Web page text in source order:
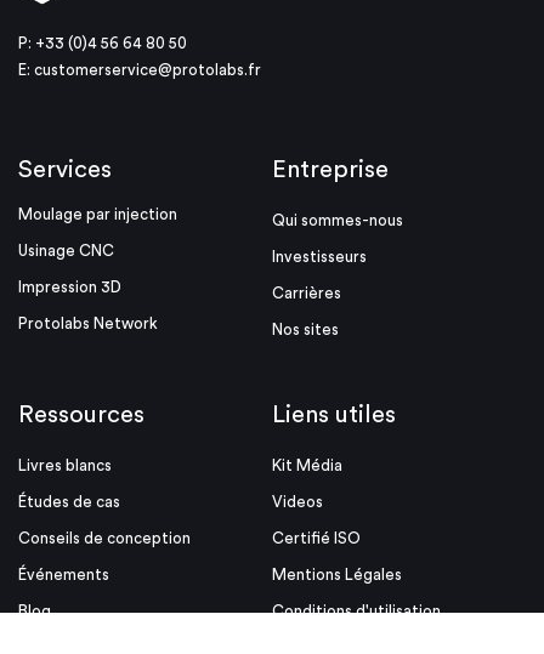
P: +33 (0)4 56 64 80 50
E: customerservice@protolabs.fr
Services
Moulage par injection
Usinage CNC
Impression 3D
Protolabs Network
Entreprise
Qui sommes-nous
Investisseurs
Carrières
Nos sites
Ressources
Livres blancs
Études de cas
Conseils de conception
Événements
Blog
Liens utiles
Kit Média
Videos
Certifié ISO
Mentions Légales
Conditions d'utilisation